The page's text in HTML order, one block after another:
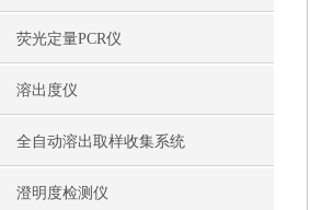
荧光定量PCR仪
溶出度仪
全自动溶出取样收集系统
澄明度检测仪